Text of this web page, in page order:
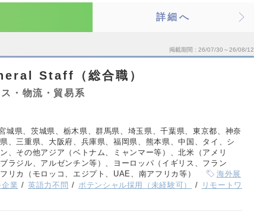
詳細へ
掲載期間 26/07/30～26/08/12
Staff（総合職）
・物流・貿易系
城県、茨城県、栃木県、群馬県、埼玉県、千葉県、東京都、神奈
、三重県、大阪府、兵庫県、福岡県、熊本県、中国、タイ、シ
、その他アジア（ベトナム、ミャンマー等）、北米（アメリ
ラジル、アルゼンチン等）、ヨーロッパ（イギリス、フラン
リカ（モロッコ、エジプト、UAE、南アフリカ等）
海外展
企業 英語力不問 ポテンシャル採用（未経験可）
リモートワ